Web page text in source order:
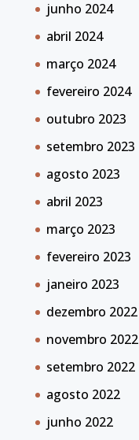
junho 2024
abril 2024
março 2024
fevereiro 2024
outubro 2023
setembro 2023
agosto 2023
abril 2023
março 2023
fevereiro 2023
janeiro 2023
dezembro 2022
novembro 2022
setembro 2022
agosto 2022
junho 2022